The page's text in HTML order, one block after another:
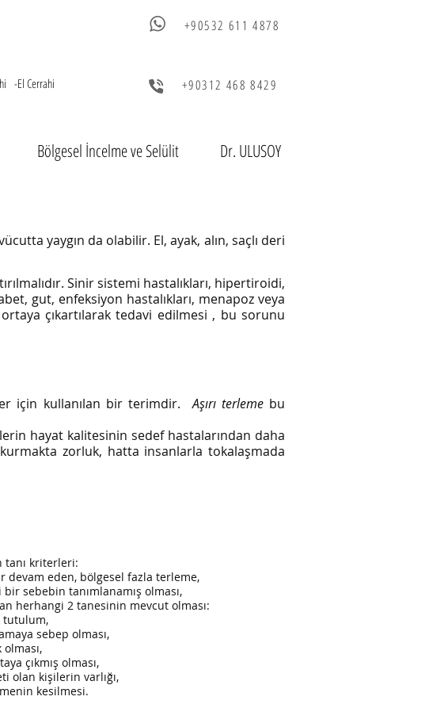
-El Cerrahi
+90532 611 4878
+90312 468 8429
Bölgesel İncelme ve Selülit Dr. ULUSOY
yaygın da olabilir. El, ayak, alın, saçlı deri
Sinir sistemi hastalıkları, hipertiroidi,
gut, enfeksiyon hastalıkları, menapoz veya
çıkartılarak tedavi edilmesi , bu sorunu
için kullanılan bir terimdir.Aşırı terlemebu
hayat kalitesinin sedef hastalarından daha
zorluk, hatta insanlarla tokalaşmada
kriterleri:
devam eden, bölgesel fazla terleme,
sebebin tanımlanamış olması,
herhangi 2 tanesinin mevcut olması:
tutulum,
sebep olması,
çıkmış olması,
olan kişilerin varlığı,
kesilmesi.